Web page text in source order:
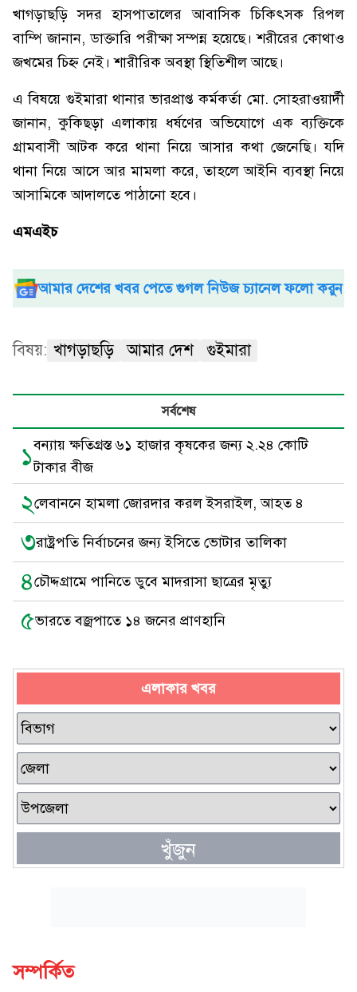
খাগড়াছড়ি সদর হাসপাতালের আবাসিক চিকিৎসক রিপল
বাম্পি জানান, ডাক্তারি পরীক্ষা সম্পন্ন হয়েছে। শরীরের কোথাও
জখমের চিহ্ন নেই। শারীরিক অবস্থা স্থিতিশীল আছে।
এ বিষয়ে গুইমারা থানার ভারপ্রাপ্ত কর্মকর্তা মো. সোহরাওয়ার্দী
জানান, কুকিছড়া এলাকায় ধর্ষণের অভিযোগে এক ব্যক্তিকে
গ্রামবাসী আটক করে থানা নিয়ে আসার কথা জেনেছি। যদি
থানা নিয়ে আসে আর মামলা করে, তাহলে আইনি ব্যবস্থা নিয়ে
আসামিকে আদালতে পাঠানো হবে।
এমএইচ
আমার দেশের খবর পেতে গুগল নিউজ চ্যানেল ফলো করুন
বিষয়: খাগড়াছড়ি আমার দেশ গুইমারা
সর্বশেষ
১বন্যায় ক্ষতিগ্রস্ত ৬১ হাজার কৃষকের জন্য ২.২৪ কোটি
টাকার বীজ
২লেবাননে হামলা জোরদার করল ইসরাইল, আহত ৪
৩রাষ্ট্রপতি নির্বাচনের জন্য ইসিতে ভোটার তালিকা
৪চৌদ্দগ্রামে পানিতে ডুবে মাদরাসা ছাত্রের মৃত্যু
৫ভারতে বজ্রপাতে ১৪ জনের প্রাণহানি
এলাকার খবর
খুঁজুন
সম্পর্কিত